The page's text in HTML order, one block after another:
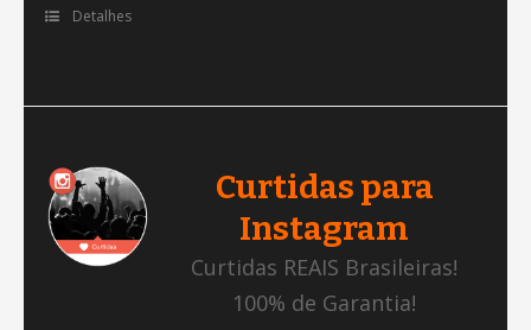
Detalhes
Curtidas para
Instagram
Curtidas REAIS Brasileiras!
100% de Garantia!